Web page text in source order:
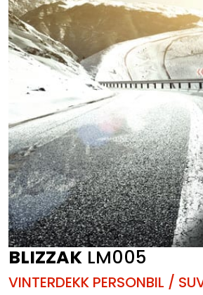
BLIZZAK LM005
VINTERDEKK PERSONBIL /